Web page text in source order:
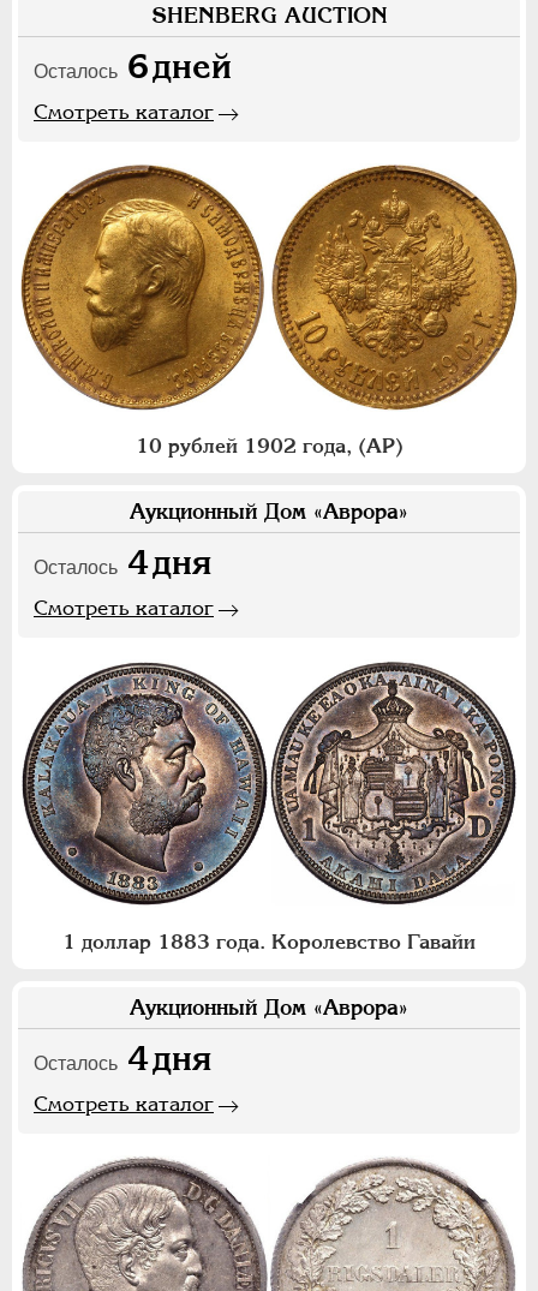
SHENBERG AUCTION
Осталось 6дней
Смотреть каталог
10 рублей 1902 года, (АР)
Аукционный Дом «Аврора»
Осталось 4дня
Смотреть каталог
1 доллар 1883 года. Королевство Гавайи
Аукционный Дом «Аврора»
Осталось 4дня
Смотреть каталог